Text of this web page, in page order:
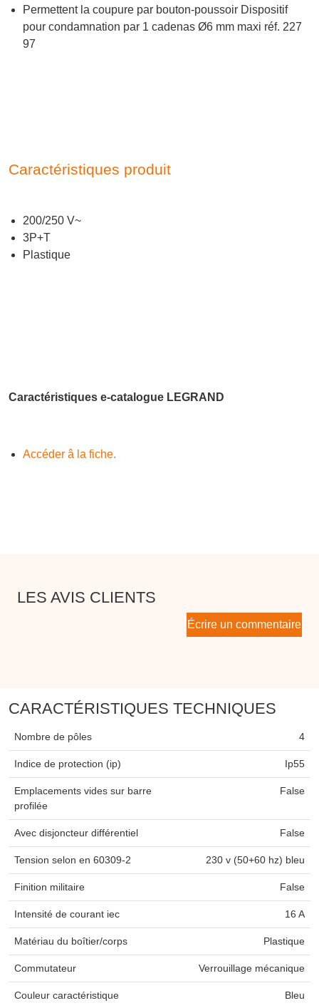
Permettent la coupure par bouton-poussoir Dispositif
pour condamnation par 1 cadenas Ø6 mm maxi réf. 227
97
Caractéristiques produit
200/250 V~
3P+T
Plastique
Caractéristiques e-catalogue LEGRAND
Accéder â la fiche.
LES AVIS CLIENTS
Écrire un commentaire
CARACTÉRISTIQUES TECHNIQUES
Nombre de pôles 4
Indice de protection (ip) Ip55
Emplacements vides sur barre
profilée
False
Avec disjoncteur différentiel False
Tension selon en 60309-2 230 v (50+60 hz) bleu
Finition militaire False
Intensité de courant iec 16 A
Matériau du boîtier/corps Plastique
Commutateur Verrouillage mécanique
Couleur caractéristique Bleu